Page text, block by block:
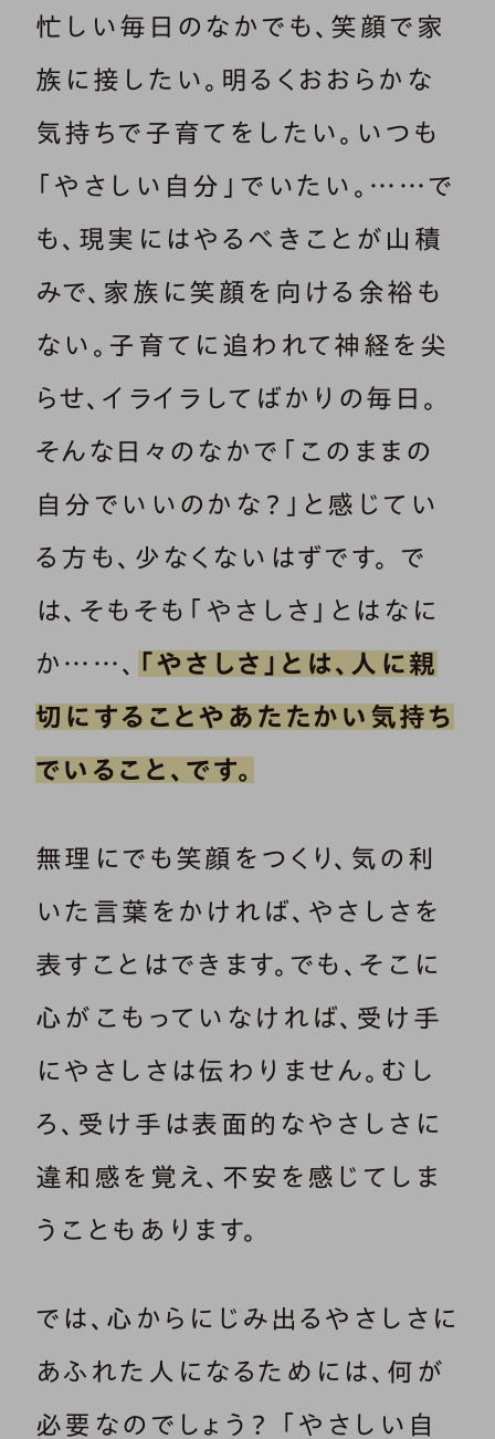
忙しい毎日のなかでも、笑顔で家
族に接したい。明るくおおらかな
気持ちで子育てをしたい。いつも
「やさしい自分」でいたい。……で
も、現実にはやるべきことが山積
みで、家族に笑顔を向ける余裕も
ない。子育てに追われて神経を尖
らせ、イライラしてばかりの毎日。
そんな日々のなかで「このままの
自分でいいのかな？」と感じてい
る方も、少なくないはずです。 で
は、そもそも「やさしさ」とはなに
か……、
「やさしさ」とは、人に親
切にすることやあたたかい気持ち
でいること、です。
無理にでも笑顔をつくり、気の利
いた言葉をかければ、やさしさを
表すことはできます。でも、そこに
心がこもっていなければ、受け手
にやさしさは伝わりません。むし
ろ、受け手は表面的なやさしさに
違和感を覚え、不安を感じてしま
うこともあります。
では、心からにじみ出るやさしさに
あふれた人になるためには、何が
必要なのでしょう？ 「やさしい自